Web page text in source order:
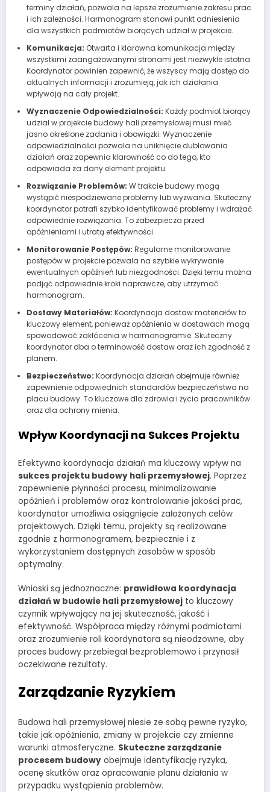
terminy działań, pozwala na lepsze zrozumienie zakresu prac
i ich zależności. Harmonogram stanowi punkt odniesienia
dla wszystkich podmiotów biorących udział w projekcie.
Komunikacja: Otwarta i klarowna komunikacja między
wszystkimi zaangażowanymi stronami jest niezwykle istotna.
Koordynator powinien zapewnić, że wszyscy mają dostęp do
aktualnych informacji i zrozumieją, jak ich działania
wpływają na cały projekt.
Wyznaczenie Odpowiedzialności: Każdy podmiot biorący
udział w projekcie budowy hali przemysłowej musi mieć
jasno określone zadania i obowiązki. Wyznaczenie
odpowiedzialności pozwala na uniknięcie dublowania
działań oraz zapewnia klarowność co do tego, kto
odpowiada za dany element projektu.
Rozwiązanie Problemów: W trakcie budowy mogą
wystąpić niespodziewane problemy lub wyzwania. Skuteczny
koordynator potrafi szybko identyfikować problemy i wdrażać
odpowiednie rozwiązania. To zabezpiecza przed
opóźnieniami i utratą efektywności.
Monitorowanie Postępów: Regularne monitorowanie
postępów w projekcie pozwala na szybkie wykrywanie
ewentualnych opóźnień lub niezgodności. Dzięki temu można
podjąć odpowiednie kroki naprawcze, aby utrzymać
harmonogram.
Dostawy Materiałów: Koordynacja dostaw materiałów to
kluczowy element, ponieważ opóźnienia w dostawach mogą
spowodować zakłócenia w harmonogramie. Skuteczny
koordynator dba o terminowość dostaw oraz ich zgodność z
planem.
Bezpieczeństwo: Koordynacja działań obejmuje również
zapewnienie odpowiednich standardów bezpieczeństwa na
placu budowy. To kluczowe dla zdrowia i życia pracowników
oraz dla ochrony mienia.
Wpływ Koordynacji na Sukces Projektu
Efektywna koordynacja działań ma kluczowy wpływ na
sukces projektu budowy hali przemysłowej. Poprzez
zapewnienie płynności procesu, minimalizowanie
opóźnień i problemów oraz kontrolowanie jakości prac,
koordynator umożliwia osiągnięcie założonych celów
projektowych. Dzięki temu, projekty są realizowane
zgodnie z harmonogramem, bezpiecznie i z
wykorzystaniem dostępnych zasobów w sposób
optymalny.
Wnioski są jednoznaczne: prawidłowa koordynacja
działań w budowie hali przemysłowej to kluczowy
czynnik wpływający na jej skuteczność, jakość i
efektywność. Współpraca między różnymi podmiotami
oraz zrozumienie roli koordynatora są nieodzowne, aby
proces budowy przebiegał bezproblemowo i przynosił
oczekiwane rezultaty.
Zarządzanie Ryzykiem
Budowa hali przemysłowej niesie ze sobą pewne ryzyko,
takie jak opóźnienia, zmiany w projekcie czy zmienne
warunki atmosferyczne. Skuteczne zarządzanie
procesem budowy obejmuje identyfikację ryzyka,
ocenę skutków oraz opracowanie planu działania w
przypadku wystąpienia problemów.